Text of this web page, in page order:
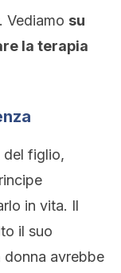
Vediamo su
la terapia
del figlio,
in vita. Il
il suo
donna avrebbe